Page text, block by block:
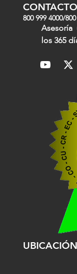
CONTACTO
800 999 4000/
los 365
UBICACIÓN